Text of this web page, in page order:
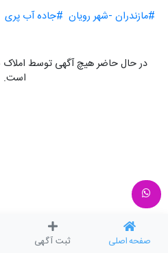
#مازندران -شهر رویان #جاده آب پری
در حال حاضر هیچ آگهی توسط
است.
صفحه اصلی ثبت آگهی